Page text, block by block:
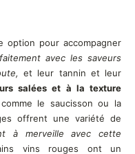
option pour accompagner
avec les saveurs
et leur tannin et leur
salées et à la texture
comme le saucisson ou la
offrent une variété de
à merveille avec cette
vins rouges ont un